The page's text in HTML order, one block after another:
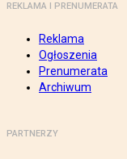
REKLAMA I PRENUMERATA
Reklama
Ogłoszenia
Prenumerata
Archiwum
PARTNERZY